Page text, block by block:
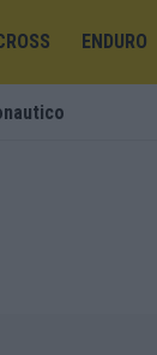
ENDURO